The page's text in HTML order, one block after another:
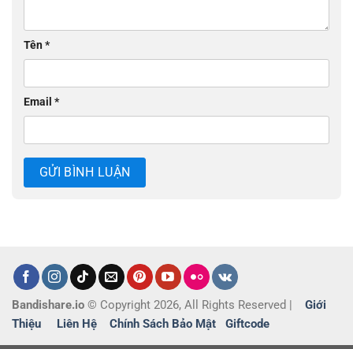
Tên*
Email *
Bandishare.io © Copyright 2026, All Rights Reserved | Giới
Thiệu
Liên Hệ Chính Sách Bảo Mật Giftcode